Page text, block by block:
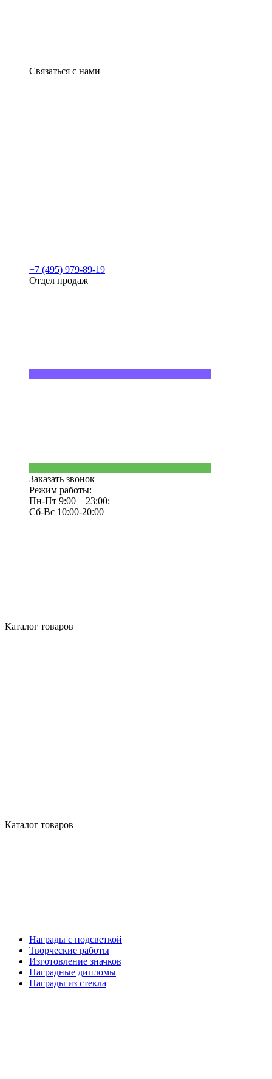
Связаться с нами
+7 (495) 979-89-19
Отдел продаж
Заказать звонок
Режим работы:
Пн-Пт 9:00—23:00;
Сб-Вс 10:00-20:00
Каталог товаров
Каталог товаров
Награды с подсветкой
Творческие работы
Изготовление значков
Наградные дипломы
Награды из стекла